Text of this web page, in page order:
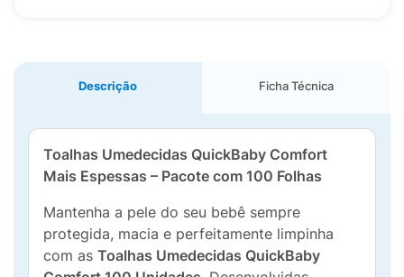
Descrição Ficha Técnica
Toalhas Umedecidas QuickBaby Comfort
Mais Espessas – Pacote com 100 Folhas
Mantenha a pele do seu bebê sempre
protegida, macia e perfeitamente limpinha
com as Toalhas Umedecidas QuickBaby